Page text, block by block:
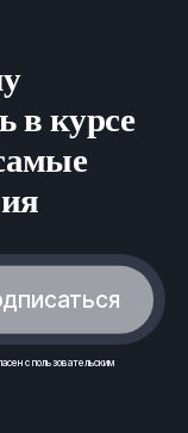
в курсе
спользовательским